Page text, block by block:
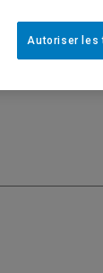
Autoriser les